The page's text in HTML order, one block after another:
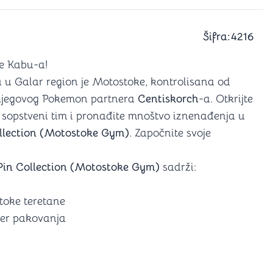
igranje
Šifra:4216
Kabu-a!
Galar region je Motostoke, kontrolisana od
Pokemon partnera Centiskorch-a. Otkrijte
tim i pronađite mnoštvo iznenađenja u
(Motostoke Gym). Započnite svoje
Collection (Motostoke Gym) sadrži:
teretane
pakovanja